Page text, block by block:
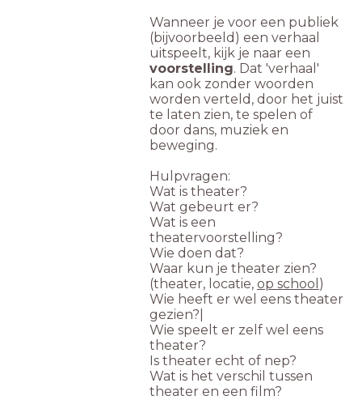
Wanneer je voor een publiek
(bijvoorbeeld) een verhaal
uitspeelt, kijk je naar een
voorstelling. Dat 'verhaal'
kan ook zonder woorden
worden verteld, door het juist
te laten zien, te spelen of
door dans, muziek en
beweging.
Hulpvragen:
Wat is theater?
Wat gebeurt er?
Wat is een
theatervoorstelling?
Wie doen dat?
Waar kun je theater zien?
(theater, locatie, op school )
Wie heeft er wel eens theater
gezien?|
Wie speelt er zelf wel eens
theater?
Is theater echt of nep?
Wat is het verschil tussen
theater en een film?